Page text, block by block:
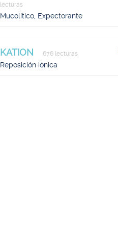
lecturas
Mucolítico, Expectorante
KATION 676 lecturas
Reposición iónica